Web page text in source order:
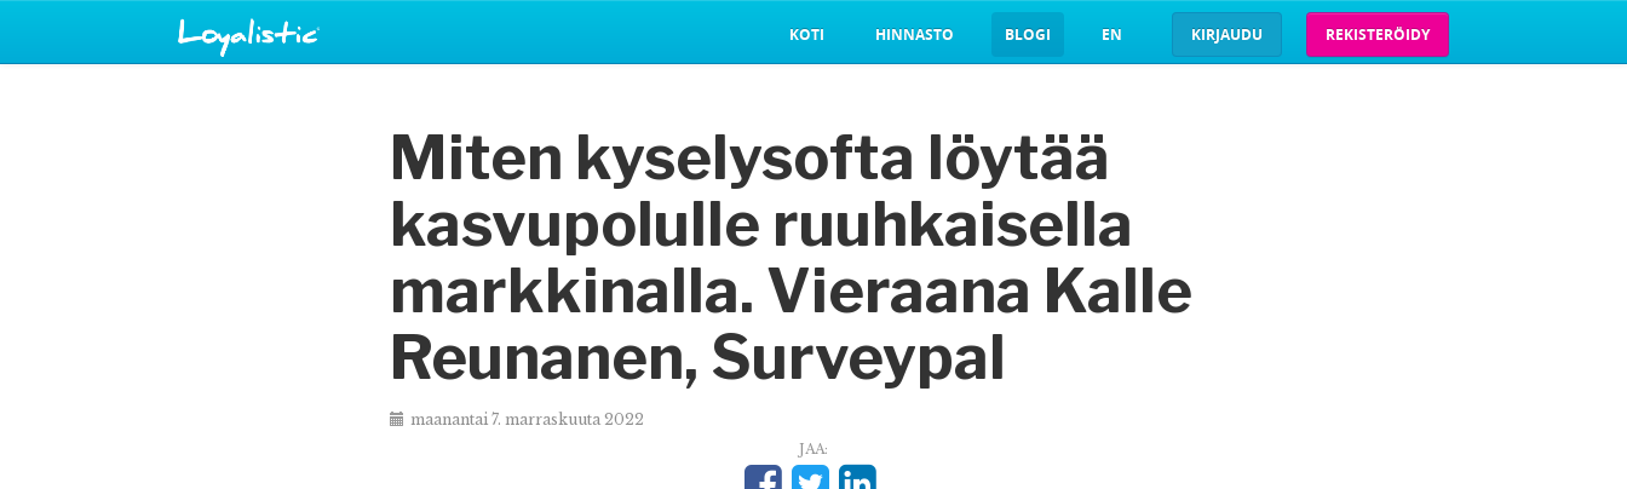
KOTI HINNASTO BLOGI EN KIRJAUDU REKISTERÖIDY
Miten kyselysofta löytää
kasvupolulle ruuhkaisella
markkinalla. Vieraana Kalle
Reunanen, Surveypal
maanantai 7. marraskuuta 2022
JAA: